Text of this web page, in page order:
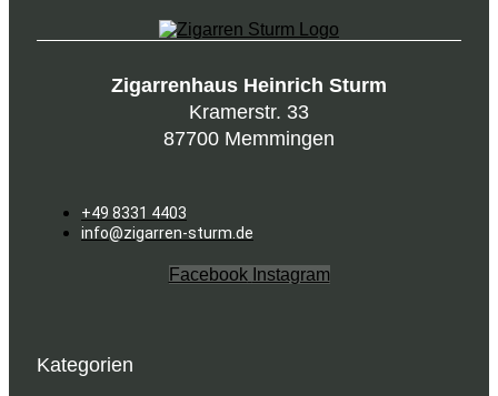
Zigarrenhaus Heinrich Sturm
Kramerstr. 33
87700 Memmingen
+49 8331 4403
info@zigarren-sturm.de
Facebook Instagram
Kategorien